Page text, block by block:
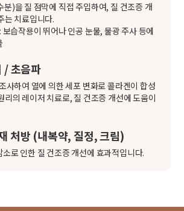
분)을 질 점막에 직접 주입하여, 질 건조증 개
는 치료입니다.
습작용이 뛰어나 인공 눈물, 물광 주사 등에
/ 초음파
사하여 열에 의한 세포 변화로 콜라겐이 합성
리의 레이저 치료로, 질 건조증 개선에 도움이
처방 (내복약, 질정, 크림)
로 인한 질 건조증 개선에 효과적입니다.